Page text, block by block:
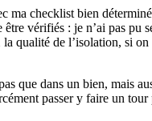
ma checklist bien
vérifiés : je n’ai pas pu
la qualité de l’isolation, si on
que dans un bien, mais
passer y faire un tour